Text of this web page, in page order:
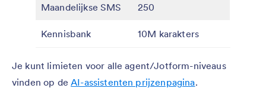
Maandelijkse SMS 250
Kennisbank 10M karakters
Je kunt limieten voor alle agent/Jotform-niveaus
vinden op deAI-assistenten prijzenpagina.